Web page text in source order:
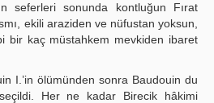
seferleri sonunda kontluğun Fırat
ekili araziden ve nüfustan yoksun,
bir kaç müstahkem mevkiden ibaret
I.’in ölümünden sonra Baudouin du
Her ne kadar Birecik hâkimi